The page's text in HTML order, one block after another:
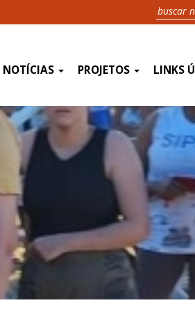
NOTÍCIAS PROJETOS LINKS